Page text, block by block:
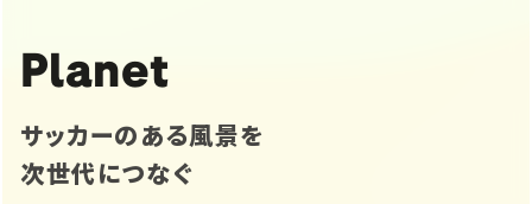
Planet
サッカーのある風景を
次世代につなぐ